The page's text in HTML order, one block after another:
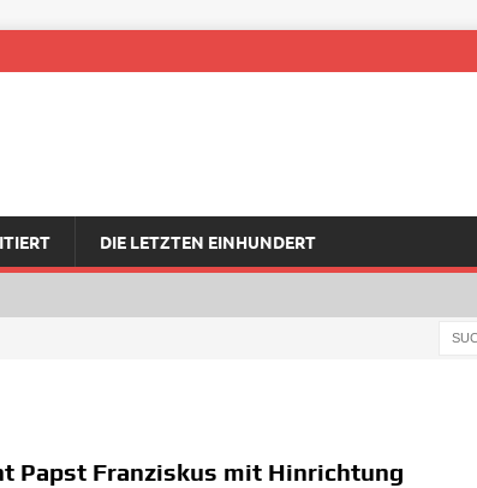
DIE LETZTEN EINHUNDERT
Papst Franziskus mit Hinrichtung